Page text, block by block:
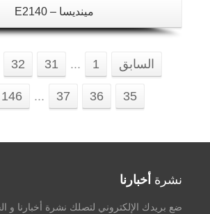
مينديسا – E2140
السابق 1
...
31
32
35
36
37
...
146
نشرة أخبارنا
ضع بريدك الإلكتروني لتصلك نشرة أخبارنا و